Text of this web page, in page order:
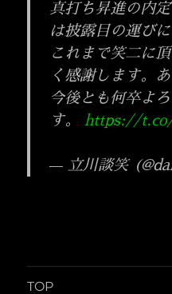
真打ち昇進の内
は披露目の運び
これまで笑二に
く感謝します。
今後とも何卒よ
す。 https://
— 立川談笑
TOP